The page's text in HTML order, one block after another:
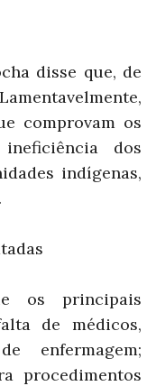
disse que, de
comprovam os
dos
indígenas,
os principais
de médicos,
enfermagem;
procedimentos